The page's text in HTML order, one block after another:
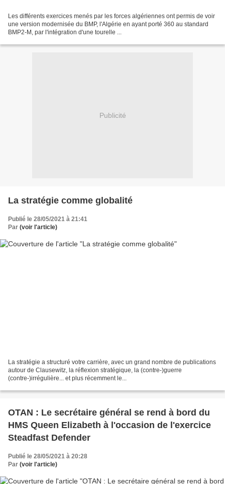
Les différents exercices menés par les forces algériennes ont permis de voir
une version modernisée du BMP, l'Algérie en ayant porté 360 au standard
BMP2-M, par l'intégration d'une tourelle ...
Publicité
La stratégie comme globalité
Publié le 28/05/2021 à 21:41
Par (voir l'article)
La stratégie a structuré votre carrière, avec un grand nombre de publications
autour de Clausewitz, la réflexion stratégique, la (contre-)guerre
(contre-)irrégulière... et plus récemment le...
OTAN : Le secrétaire général se rend à bord du
HMS Queen Elizabeth à l'occasion de l'exercice
Steadfast Defender
Publié le 28/05/2021 à 20:28
Par (voir l'article)